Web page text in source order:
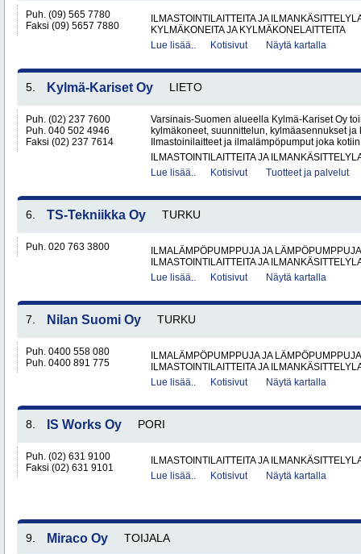
Puh. (09) 565 7780
Faksi (09) 5657 7880
ILMASTOINTILAITTEITA JA
KYLMÄKONEITA JA KYLMÄKONELAITTEITA
Lue lisää..
Kotisivut Näytä kartalla
5. Kylmä-Kariset Oy LIETO
Puh. (02) 237 7600
Puh. 040 502 4946
Faksi (02) 237 7614
Varsinais-Suomen alueella Kylmä-Kariset Oy
kylmäkoneet, suunnittelun, kylmäasennukset ja
Ilmastoinilaitteet ja ilmalämpöpumput joka
ILMASTOINTILAITTEITA JA
Lue lisää..
Kotisivut Tuotteet ja palvelut
6. TS-Tekniikka Oy TURKU
Puh. 020 763 3800
ILMALÄMPÖPUMPPUJA JA LÄMPÖPUMPPUJA
ILMASTOINTILAITTEITA JA
Lue lisää..
Kotisivut Näytä kartalla
7. Nilan Suomi Oy TURKU
Puh. 0400 558 080
Puh. 0400 891 775
ILMALÄMPÖPUMPPUJA JA LÄMPÖPUMPPUJA
ILMASTOINTILAITTEITA JA
Lue lisää..
Kotisivut Näytä kartalla
8. IS Works Oy PORI
Puh. (02) 631 9100
Faksi (02) 631 9101
ILMASTOINTILAITTEITA JA
Lue lisää..
Kotisivut Näytä kartalla
9. Miraco Oy TOIJALA